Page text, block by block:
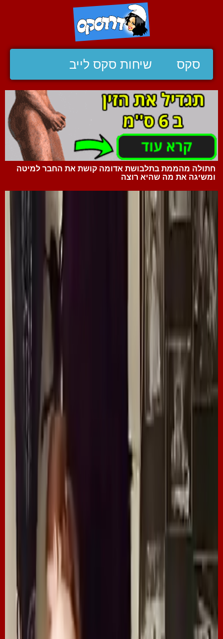
סקס שיחות סקס לייב
חתולה מהממת בתלבושת אדומה קושת את החבר למיטה
ומשיגה את מה שהיא רוצה